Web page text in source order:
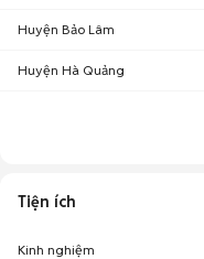
Huyện Bảo Lâm
Huyện Hà Quảng
Tiện ích
Kinh nghiệm